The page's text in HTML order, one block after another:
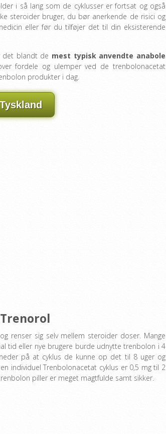
i så lang som de cyklusser er fortsat og også
steroider bruger, du bør anerkende de risici og
eller før du tilføjer det til din eksisterende
det blandt de mest typisk anvendte anabole
fordele og ulemper ved de trenbolonacetat
produkter i dag.
renser sig selv mellem steroider doser. Mange
tid eller nye brugere burde udnytte trenbolon i 4
på at cyklus de kunne op det til 8 uger og
individuel Trenbolonacetat cyklus er 0,5 mg til 2
piller er meget magtfulde samt sikker.